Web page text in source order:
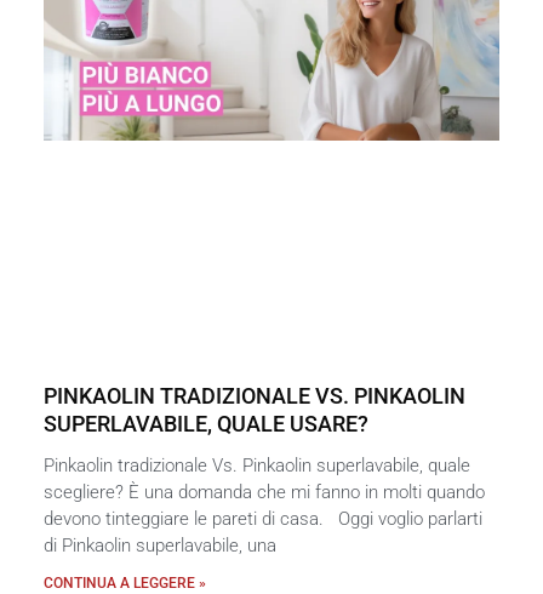
PINKAOLIN TRADIZIONALE VS. PINKAOLIN
SUPERLAVABILE, QUALE USARE?
Pinkaolin tradizionale Vs. Pinkaolin superlavabile, quale
scegliere? È una domanda che mi fanno in molti quando
devono tinteggiare le pareti di casa. Oggi voglio parlarti
di Pinkaolin superlavabile, una
CONTINUA A LEGGERE »